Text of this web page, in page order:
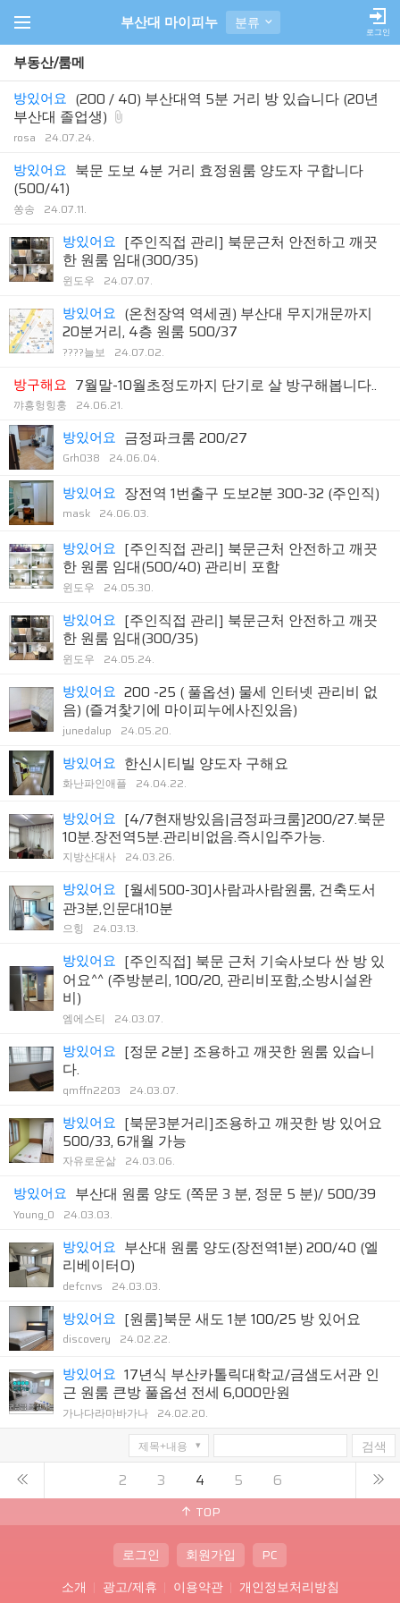
부산대 마이피누 분류 로그인
부동산/룸메
방있어요 (200 / 40) 부산대역 5분 거리 방 있습니다 (20년
부산대 졸업생)
rosa 24.07.24.
방있어요 북문 도보 4분 거리 효정원룸 양도자 구합니다
(500/41)
쏭송 24.07.11.
방있어요 [주인직접 관리] 북문근처 안전하고 깨끗
한 원룸 임대(300/35)
윈도우 24.07.07.
방있어요 (온천장역 역세권) 부산대 무지개문까지
20분거리, 4층 원룸 500/37
????늘보 24.07.02.
방구해요 7월말-10월초정도까지 단기로 살 방구해봅니다..
꺄흥헝힝훙 24.06.21.
방있어요 금정파크룸 200/27
Grh038 24.06.04.
방있어요 장전역 1번출구 도보2분 300-32 (주인직)
mask 24.06.03.
방있어요 [주인직접 관리] 북문근처 안전하고 깨끗
한 원룸 임대(500/40) 관리비 포함
윈도우 24.05.30.
방있어요 [주인직접 관리] 북문근처 안전하고 깨끗
한 원룸 임대(300/35)
윈도우 24.05.24.
방있어요 200 -25 ( 풀옵션) 물세 인터넷 관리비 없
음) (즐겨찿기에 마이피누에사진있음)
junedalup 24.05.20.
방있어요 한신시티빌 양도자 구해요
화난파인애플 24.04.22.
방있어요 [4/7현재방있음|금정파크룸]200/27.북문
10분.장전역5분.관리비없음.즉시입주가능.
지방산대사 24.03.26.
방있어요 [월세500-30]사람과사람원룸, 건축도서
관3분,인문대10분
으힝 24.03.13.
방있어요 [주인직접] 북문 근처 기숙사보다 싼 방 있
어요^^ (주방분리, 100/20, 관리비포함,소방시설완
비)
엠에스티 24.03.07.
방있어요 [정문 2분] 조용하고 깨끗한 원룸 있습니
다.
qmffn2203 24.03.07.
방있어요 [북문3분거리]조용하고 깨끗한 방 있어요
500/33, 6개월 가능
자유로운삶 24.03.06.
방있어요 부산대 원룸 양도 (쪽문 3 분, 정문 5 분)/ 500/39
Young_0 24.03.03.
방있어요 부산대 원룸 양도(장전역1분) 200/40 (엘
리베이터O)
defcnvs 24.03.03.
방있어요 [원룸]북문 새도 1분 100/25 방 있어요
discovery 24.02.22.
방있어요 17년식 부산카톨릭대학교/금샘도서관 인
근 원룸 큰방 풀옵션 전세 6,000만원
가나다라마바가나 24.02.20.
검색
2 3 4 5 6
TOP
로그인 회원가입
PC
소개
광고/제휴 이용약관 개인정보처리방침